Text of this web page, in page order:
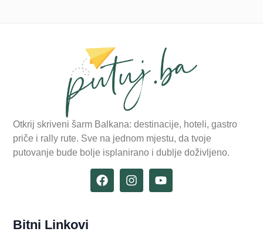
Otkrij skriveni šarm Balkana: destinacije, hoteli, gastro
priče i rally rute. Sve na jednom mjestu, da tvoje
putovanje bude bolje isplanirano i dublje doživljeno.
Bitni Linkovi